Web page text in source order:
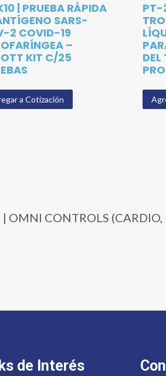
| PRUEBA RÁPIDA
SARS-
2 COVID-19
–
KIT C/25
a Cotización
PT-
DEL
OMNI CONTROLS
de Interés